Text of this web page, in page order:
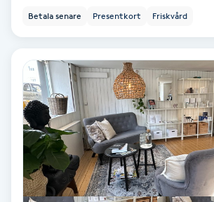
Japansk massage
K18
Katun fransar
Betala senare Presentkort Friskvård